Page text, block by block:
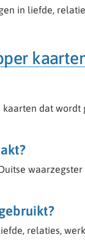
in liefde,
dat
relaties,